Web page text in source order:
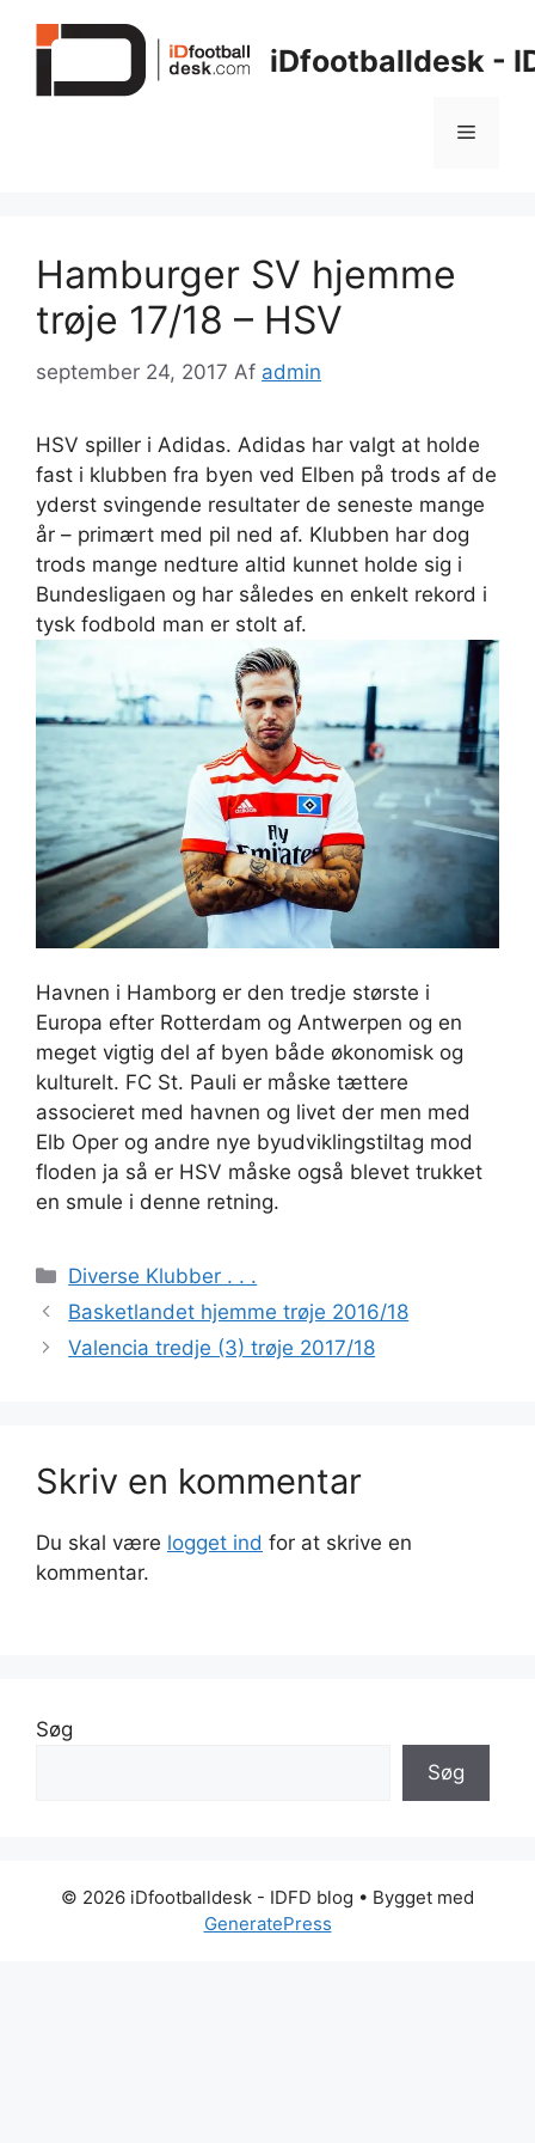
iDfootballdesk -
Menu
Hamburger SV hjemme
trøje 17/18 – HSV
september 24, 2017 Af admin
HSV spiller i Adidas. Adidas har valgt at holde
fast i klubben fra byen ved Elben på trods af de
yderst svingende resultater de seneste mange
år – primært med pil ned af. Klubben har dog
trods mange nedture altid kunnet holde sig i
Bundesligaen og har således en enkelt rekord i
tysk fodbold man er stolt af.
Havnen i Hamborg er den tredje største i
Europa efter Rotterdam og Antwerpen og en
meget vigtig del af byen både økonomisk og
kulturelt. FC St. Pauli er måske tættere
associeret med havnen og livet der men med
Elb Oper og andre nye byudviklingstiltag mod
floden ja så er HSV måske også blevet trukket
en smule i denne retning.
Kategorier
Diverse Klubber . . .
Basketlandet hjemme trøje 2016/18
Valencia tredje (3) trøje 2017/18
Skriv en kommentar
Du skal være logget ind for at skrive en
kommentar.
Søg
Søg
© 2026 iDfootballdesk - IDFD blog • Bygget med
GeneratePress